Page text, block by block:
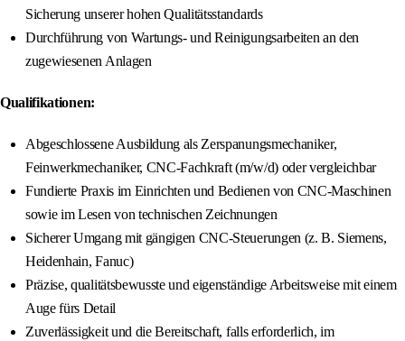
Sicherung unserer hohen Qualitätsstandards
Durchführung von Wartungs- und Reinigungsarbeiten an den
zugewiesenen Anlagen
Qualifikationen:
Abgeschlossene Ausbildung als Zerspanungsmechaniker,
Feinwerkmechaniker, CNC-Fachkraft (m/w/d) oder vergleichbar
Fundierte Praxis im Einrichten und Bedienen von CNC-Maschinen
sowie im Lesen von technischen Zeichnungen
Sicherer Umgang mit gängigen CNC-Steuerungen (z. B. Siemens,
Heidenhain, Fanuc)
Präzise, qualitätsbewusste und eigenständige Arbeitsweise mit einem
Auge fürs Detail
Zuverlässigkeit und die Bereitschaft, falls erforderlich, im